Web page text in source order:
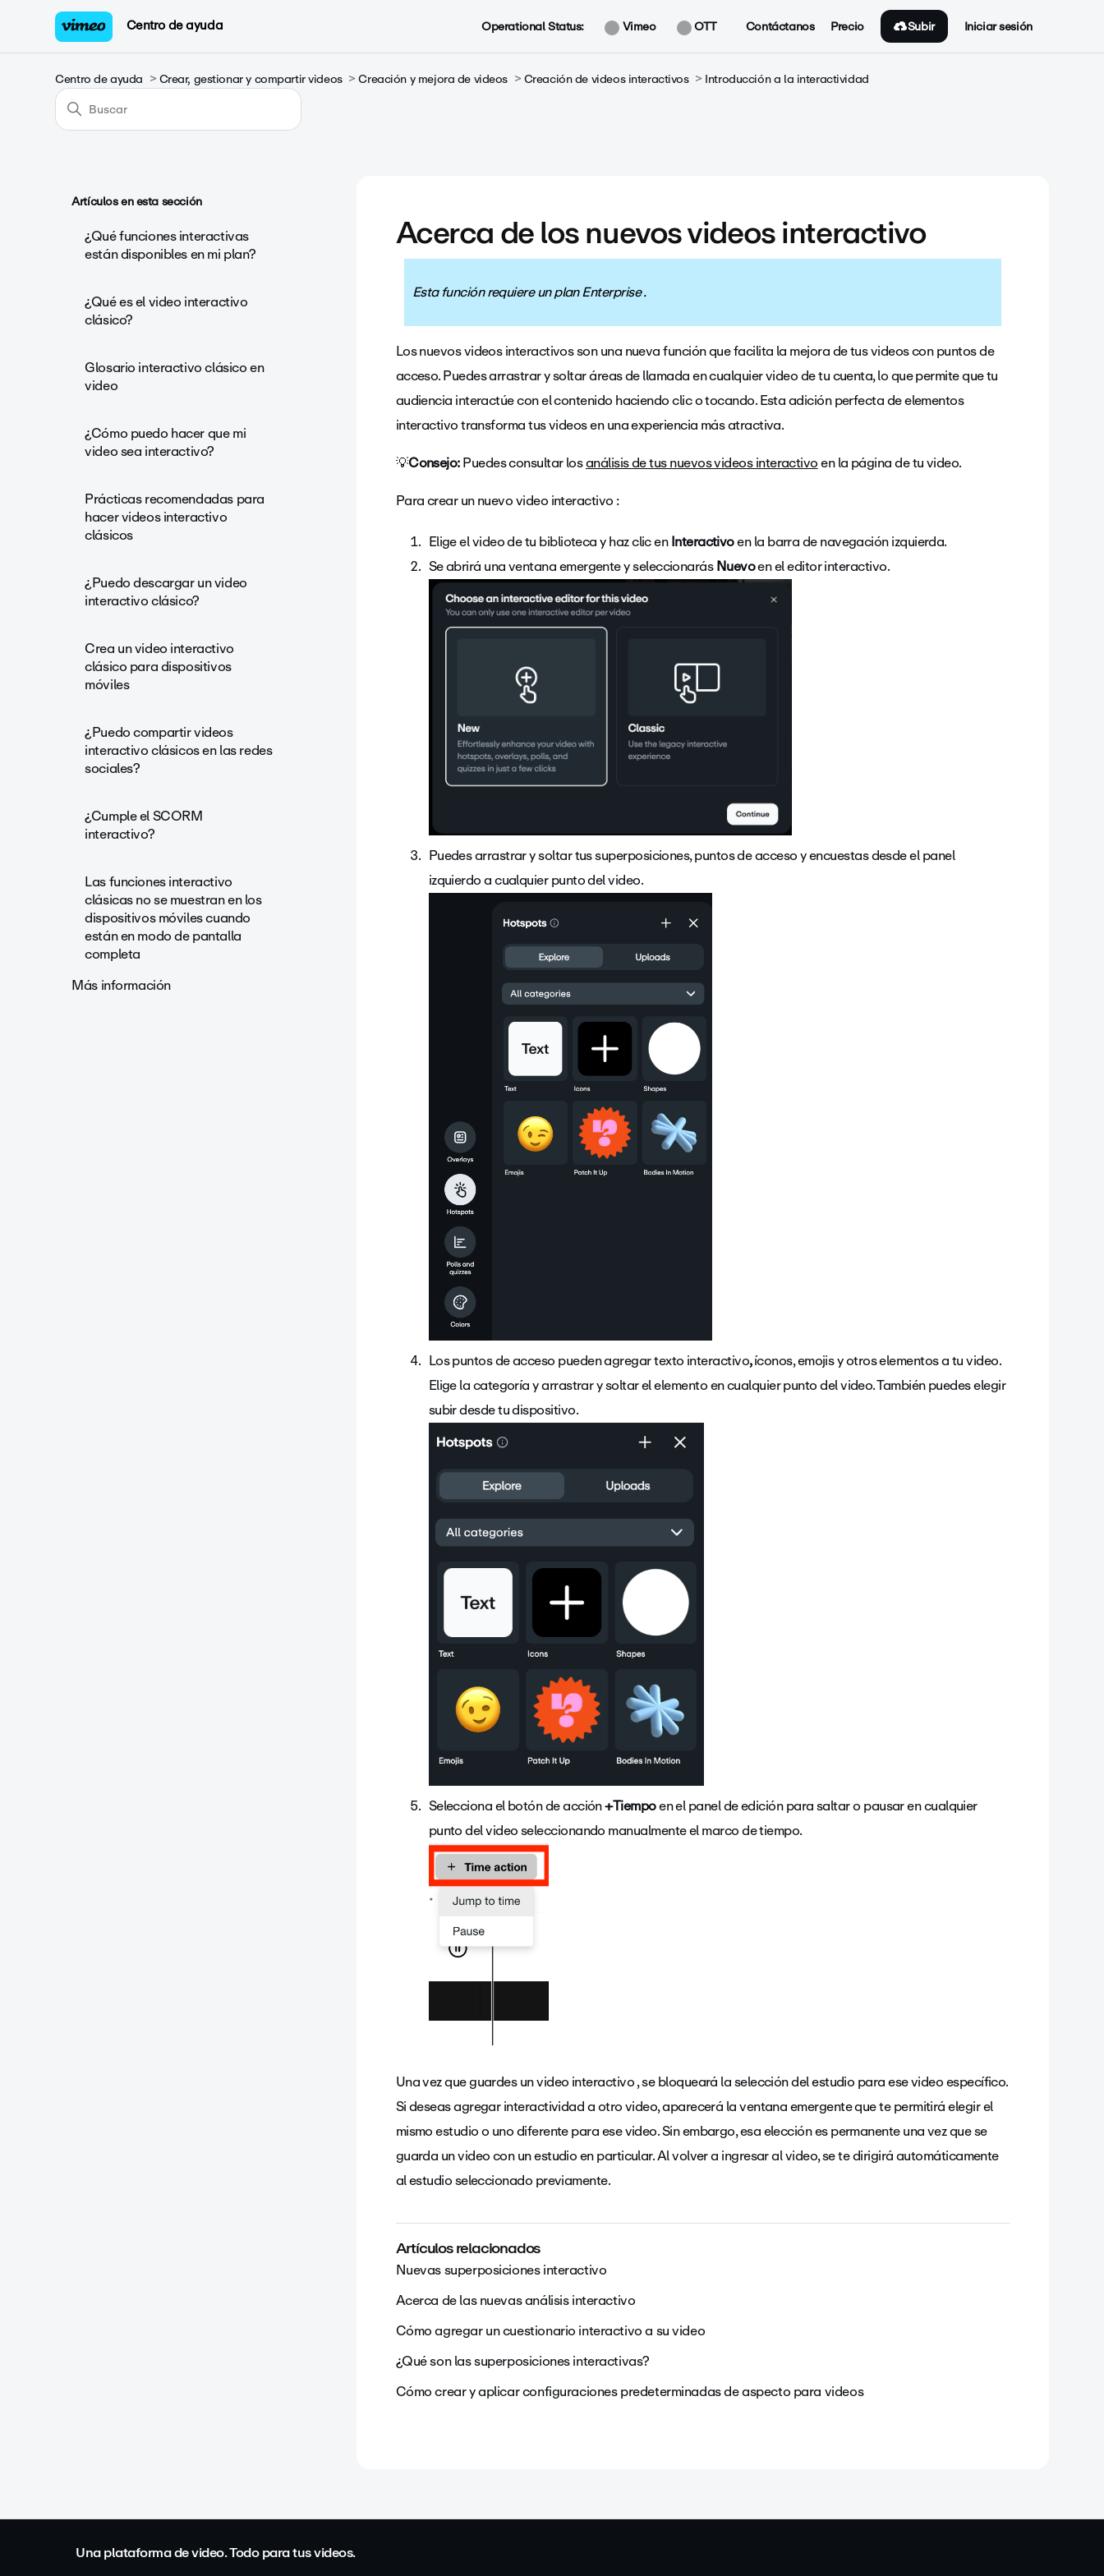
Centro de ayuda Operational Status: Vimeo OTT Contáctanos Precio Subir Iniciar sesión
Centro de ayuda Crear, gestionar y compartir videos Creación y mejora de videos Creación de videos interactivos Introducción a la interactividad
Artículos en esta sección
¿Qué funciones interactivas
están disponibles en mi plan?
¿Qué es el video interactivo
clásico?
Glosario interactivo clásico en
video
¿Cómo puedo hacer que mi
video sea interactivo?
Prácticas recomendadas para
hacer videos interactivo
clásicos
¿Puedo descargar un video
interactivo clásico?
Crea un video interactivo
clásico para dispositivos
móviles
¿Puedo compartir videos
interactivo clásicos en las redes
sociales?
¿Cumple el SCORM
interactivo?
Las funciones interactivo
clásicas no se muestran en los
dispositivos móviles cuando
están en modo de pantalla
completa
Más información
Acerca de los nuevos videos interactivo
Esta función requiere un plan Enterprise .
Los nuevos videos interactivos son una nueva función que facilita la mejora de tus videos con puntos de
acceso. Puedes arrastrar y soltar áreas de llamada en cualquier video de tu cuenta, lo que permite que tu
audiencia interactúe con el contenido haciendo clic o tocando. Esta adición perfecta de elementos
interactivo transforma tus videos en una experiencia más atractiva.
💡Consejo:Puedes consultar losanálisis de tus nuevos videos interactivoen la página de tu video.
Para crear un nuevo video interactivo :
Elige el video de tu biblioteca y haz clic enInteractivoen la barra de navegación izquierda.
Se abrirá una ventana emergente y seleccionarásNuevoen el editor interactivo.
Puedes arrastrar y soltar tus superposiciones, puntos de acceso y encuestas desde el panel
izquierdo a cualquier punto del video.
Los puntos de acceso pueden agregar texto interactivo,íconos, emojis y otros elementos a tu video.
Elige la categoría y arrastrar y soltar el elemento en cualquier punto del video. También puedes elegir
subir desde tu dispositivo.
Selecciona el botón de acción+Tiempoen el panel de edición para saltar o pausar en cualquier
punto del video seleccionando manualmente el marco de tiempo.
Una vez que guardes un video interactivo , se bloqueará la selección del estudio para ese video específico.
Si deseas agregar interactividad a otro video, aparecerá la ventana emergente que te permitirá elegir el
mismo estudio o uno diferente para ese video. Sin embargo, esa elección es permanente una vez que se
guarda un video con un estudio en particular. Al volver a ingresar al video, se te dirigirá automáticamente
al estudio seleccionado previamente.
Artículos relacionados
Nuevas superposiciones interactivo
Acerca de las nuevas análisis interactivo
Cómo agregar un cuestionario interactivo a su video
¿Qué son las superposiciones interactivas?
Cómo crear y aplicar configuraciones predeterminadas de aspecto para videos
Una plataforma de video. Todo para tus videos.